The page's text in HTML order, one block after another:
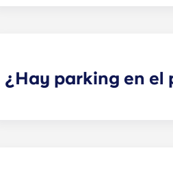
¿Hay parking en el